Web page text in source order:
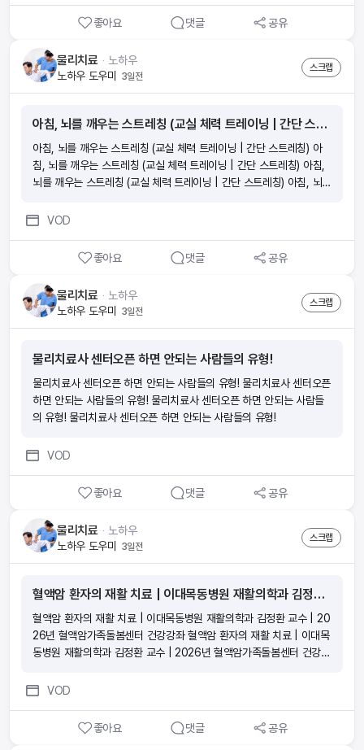
좋아요 댓글 공유
물리치료 ᆞ 노하우
노하우 도우미 3일전
스크랩
아침, 뇌를 깨우는 스트레칭 (교실 체력 트레이닝 | 간단 스트레칭)
아침, 뇌를 깨우는 스트레칭 (교실 체력 트레이닝 | 간단 스트레칭) 아
침, 뇌를 깨우는 스트레칭 (교실 체력 트레이닝 | 간단 스트레칭) 아침,
뇌를 깨우는 스트레칭 (교실 체력 트레이닝 | 간단 스트레칭) 아침, 뇌를
VOD
좋아요 댓글 공유
물리치료 ᆞ 노하우
노하우 도우미 3일전
스크랩
물리치료사 센터오픈 하면 안되는 사람들의 유형!
물리치료사 센터오픈 하면 안되는 사람들의 유형! 물리치료사 센터오픈
하면 안되는 사람들의 유형! 물리치료사 센터오픈 하면 안되는 사람들
의 유형! 물리치료사 센터오픈 하면 안되는 사람들의 유형!
VOD
좋아요 댓글 공유
물리치료 ᆞ 노하우
노하우 도우미 3일전
스크랩
혈액암 환자의 재활 치료 | 이대목동병원 재활의학과 김정환 교수 | 2026년 혈액암가족돌봄센터 건강강좌
혈액암 환자의 재활 치료 | 이대목동병원 재활의학과 김정환 교수 | 20
26년 혈액암가족돌봄센터 건강강좌 혈액암 환자의 재활 치료 | 이대목
동병원 재활의학과 김정환 교수 | 2026년 혈액암가족돌봄센터 건강강
2026년 혈액암가족돌봄센터 건강강좌 혈액암 환자의 재활 치료 | 이
VOD
좋아요 댓글 공유